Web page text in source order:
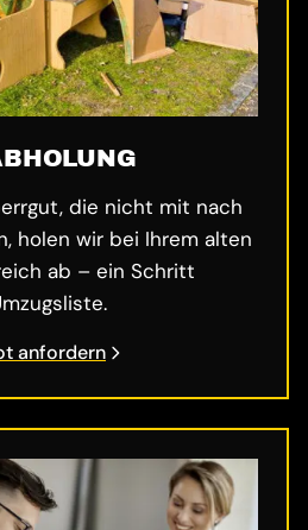
die nicht mit nach
holen wir bei Ihrem alten
ab – ein Schritt
anfordern